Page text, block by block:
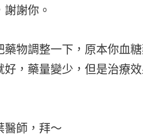
謝你。
藥物調整一下，原本你血
好，藥量變少，但是治療
醫師，拜～